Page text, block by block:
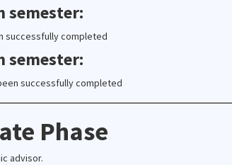
semester:
successfully completed
semester:
successfully completed
Phase
advisor.